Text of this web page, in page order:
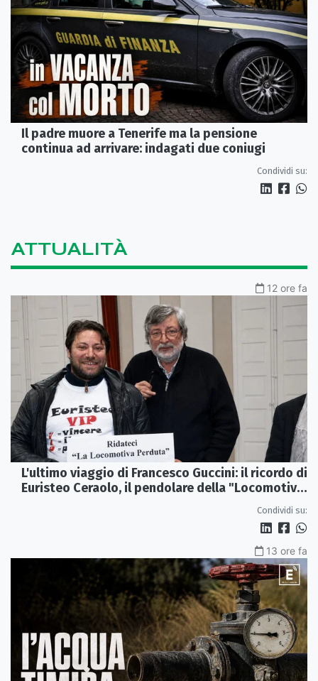
Il padre muore a Tenerife ma la pensione
continua ad arrivare: indagati due coniugi
Condividi su:
ATTUALITÀ
12 ore fa
L'ultimo viaggio di Francesco Guccini: il ricordo di
Euristeo Ceraolo, il pendolare della "Locomotiva
Condividi su:
13 ore fa